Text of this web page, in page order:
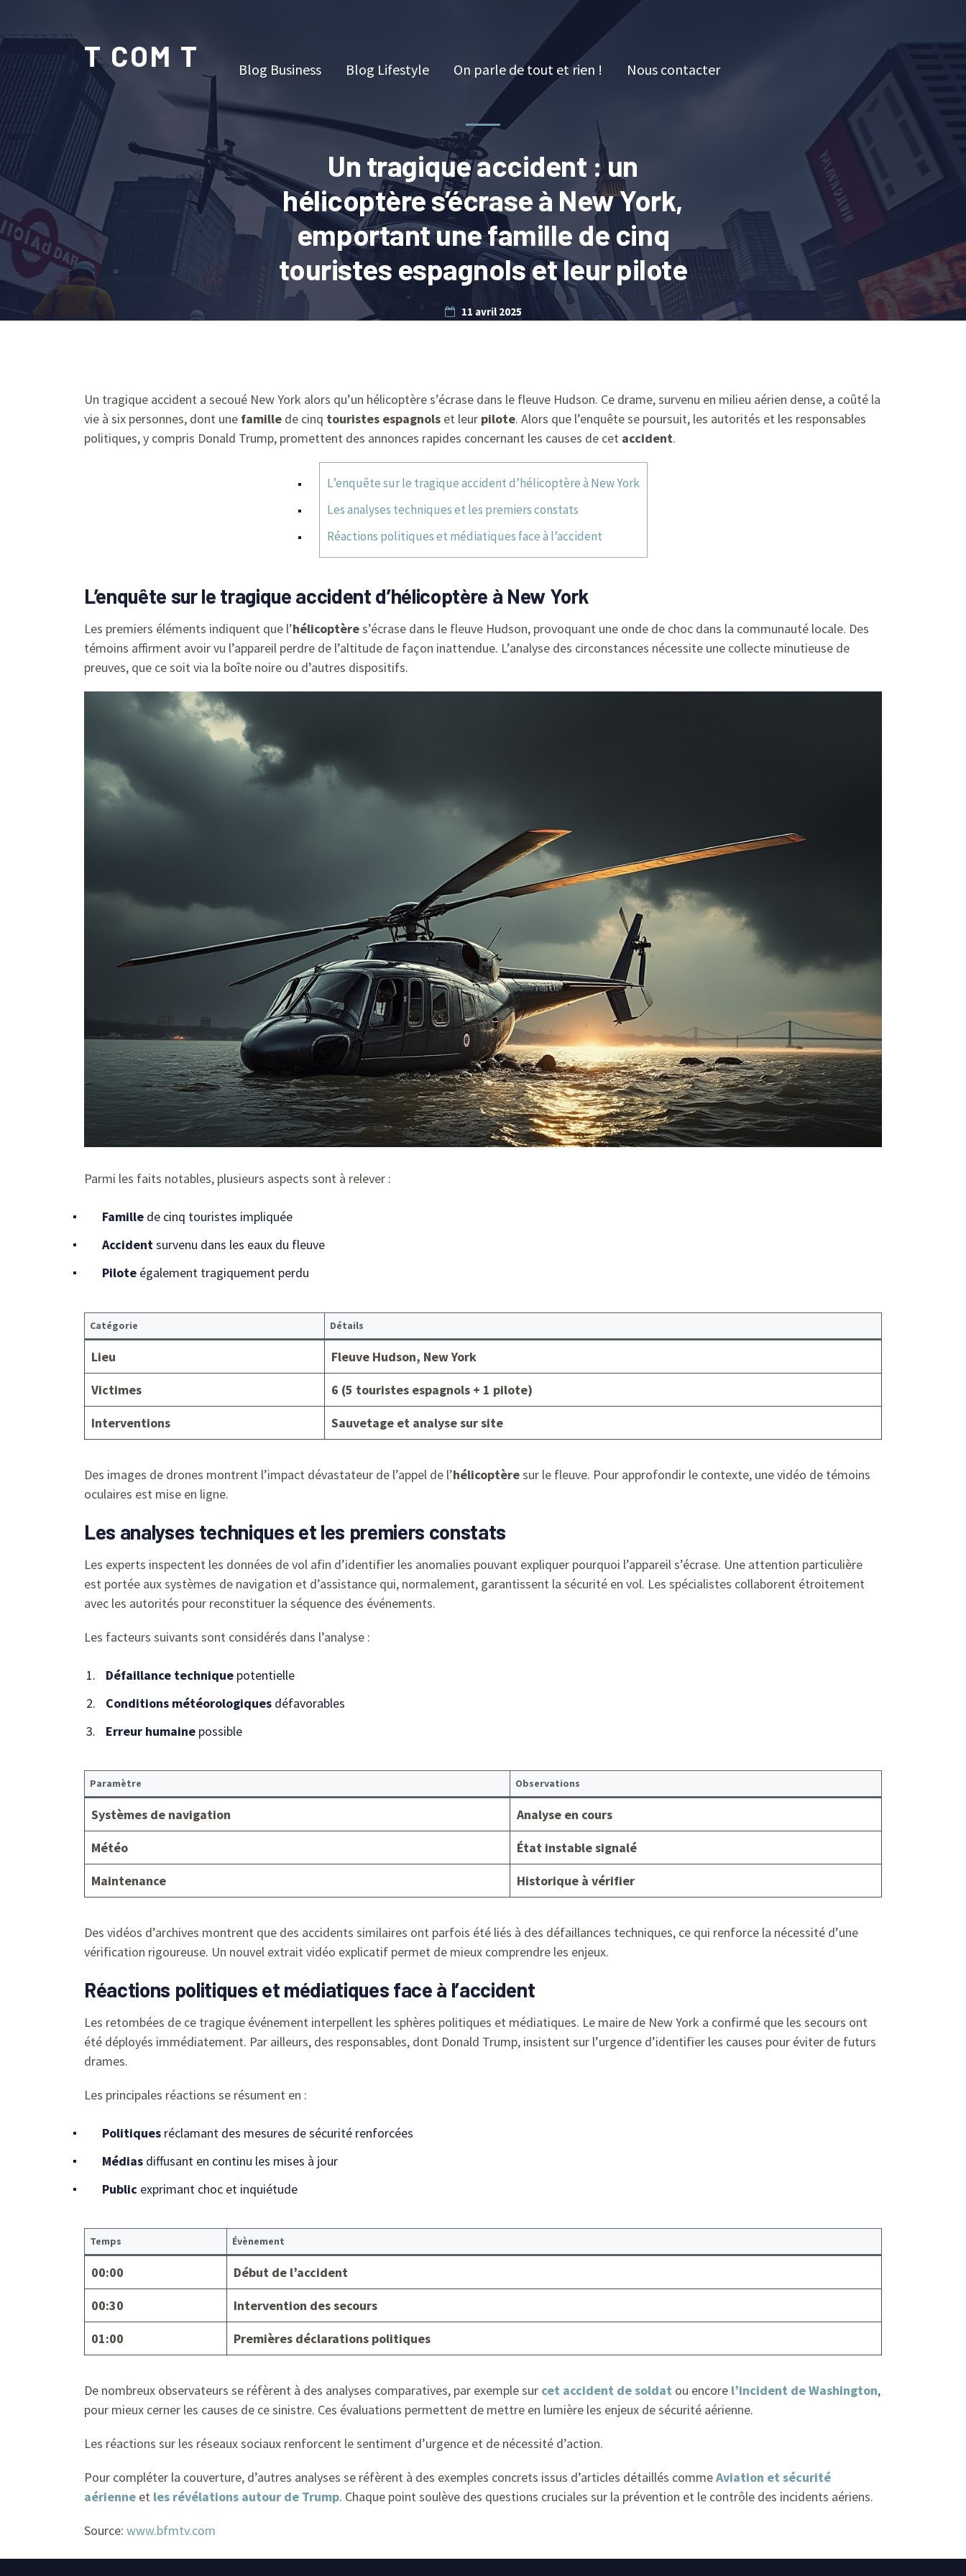
T COM T Blog Business Blog Lifestyle On parle de tout et rien ! Nous contacter
Un tragique accident : un
hélicoptère s’écrase à New York,
emportant une famille de cinq
touristes espagnols et leur pilote
11 avril 2025
Un tragique accident a secoué New York alors qu’un hélicoptère s’écrase dans le fleuve Hudson. Ce drame, survenu en milieu aérien dense, a coûté la
vie à six personnes, dont une famille de cinq touristes espagnols et leur pilote. Alors que l’enquête se poursuit, les autorités et les responsables
politiques, y compris Donald Trump, promettent des annonces rapides concernant les causes de cet accident.
L’enquête sur le tragique accident d’hélicoptère à New York
Les analyses techniques et les premiers constats
Réactions politiques et médiatiques face à l’accident
L’enquête sur le tragique accident d’hélicoptère à New York
Les premiers éléments indiquent que l’hélicoptères’écrase dans le fleuve Hudson, provoquant une onde de choc dans la communauté locale. Des
témoins affirment avoir vu l’appareil perdre de l’altitude de façon inattendue. L’analyse des circonstances nécessite une collecte minutieuse de
preuves, que ce soit via la boîte noire ou d’autres dispositifs.
Parmi les faits notables, plusieurs aspects sont à relever :
Famille de cinq touristes impliquée
Accidentsurvenu dans les eaux du fleuve
Pilote également tragiquement perdu
Catégorie Détails
Lieu
Fleuve Hudson, New York
Victimes
6 (5 touristes espagnols + 1 pilote)
Interventions
Sauvetage et analyse sur site
Des images de drones montrent l’impact dévastateur de l’appel de l’hélicoptèresur le fleuve. Pour approfondir le contexte, une vidéo de témoins
oculaires est mise en ligne.
Les analyses techniques et les premiers constats
Les experts inspectent les données de vol afin d’identifier les anomalies pouvant expliquer pourquoi l’appareil s’écrase. Une attention particulière
est portée aux systèmes de navigation et d’assistance qui, normalement, garantissent la sécurité en vol. Les spécialistes collaborent étroitement
avec les autorités pour reconstituer la séquence des événements.
Les facteurs suivants sont considérés dans l’analyse :
Défaillance technique potentielle
Conditions météorologiques défavorables
Erreur humaine possible
Paramètre Observations
Systèmes de navigation
Analyse en cours
Météo
État instable signalé
Maintenance
Historique à vérifier
Des vidéos d’archives montrent que des accidents similaires ont parfois été liés à des défaillances techniques, ce qui renforce la nécessité d’une
vérification rigoureuse. Un nouvel extrait vidéo explicatif permet de mieux comprendre les enjeux.
Réactions politiques et médiatiques face à l’accident
Les retombées de ce tragique événement interpellent les sphères politiques et médiatiques. Le maire de New York a confirmé que les secours ont
été déployés immédiatement. Par ailleurs, des responsables, dont Donald Trump, insistent sur l’urgence d’identifier les causes pour éviter de futurs
drames.
Les principales réactions se résument en :
Politiques réclamant des mesures de sécurité renforcées
Médias diffusant en continu les mises à jour
Public exprimant choc et inquiétude
Temps Évènement
00:00
Début de l’accident
00:30
Intervention des secours
01:00
Premières déclarations politiques
De nombreux observateurs se réfèrent à des analyses comparatives, par exemple sur cet accident de soldat ou encore l’incident de Washington,
pour mieux cerner les causes de ce sinistre. Ces évaluations permettent de mettre en lumière les enjeux de sécurité aérienne.
Les réactions sur les réseaux sociaux renforcent le sentiment d’urgence et de nécessité d’action.
Pour compléter la couverture, d’autres analyses se réfèrent à des exemples concrets issus d’articles détaillés commeAviation et sécurité
aérienne et les révélations autour de Trump. Chaque point soulève des questions cruciales sur la prévention et le contrôle des incidents aériens.
Source: www.bfmtv.com